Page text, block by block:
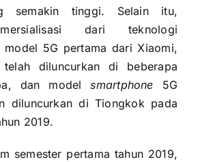
semakin tinggi. Selain itu,
dari teknologi
model 5G pertama dari Xiaomi,
diluncurkan di beberapa
dan modelsmartphone 5G
diluncurkan di Tiongkok pada
2019.
semester pertama tahun 2019,